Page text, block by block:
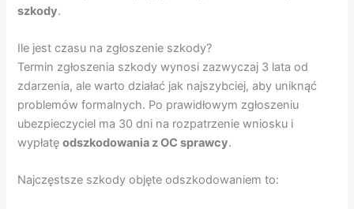
szkody.
Ile jest czasu na zgłoszenie szkody?
Termin zgłoszenia szkody wynosi zazwyczaj 3 lata od
zdarzenia, ale warto działać jak najszybciej, aby uniknąć
problemów formalnych. Po prawidłowym zgłoszeniu
ubezpieczyciel ma 30 dni na rozpatrzenie wniosku i
wypłatęodszkodowania z OC sprawcy.
Najczęstsze szkody objęte odszkodowaniem to: